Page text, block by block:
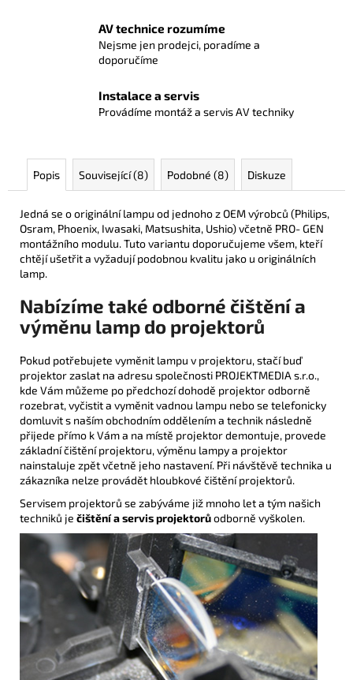
AV technice rozumíme
Nejsme jen prodejci, poradíme a
doporučíme
Instalace a servis
Provádíme montáž a servis AV techniky
Popis Související (8) Podobné (8) Diskuze
Jedná se o originální lampu od jednoho z OEM výrobců (Philips,
Osram, Phoenix, Iwasaki, Matsushita, Ushio) včetně PRO- GEN
montážního modulu. Tuto variantu doporučujeme všem, kteří
chtějí ušetřit a vyžadují podobnou kvalitu jako u originálních
lamp.
Nabízíme také odborné čištění a
výměnu lamp do projektorů
Pokud potřebujete vyměnit lampu v projektoru, stačí buď
projektor zaslat na adresu společnosti PROJEKTMEDIA s.r.o.,
kde Vám můžeme po předchozí dohodě projektor odborně
rozebrat, vyčistit a vyměnit vadnou lampu nebo se telefonicky
domluvit s naším obchodním oddělením a technik následně
přijede přímo k Vám a na místě projektor demontuje, provede
základní čištění projektoru, výměnu lampy a projektor
nainstaluje zpět včetně jeho nastavení. Při návštěvě technika u
zákazníka nelze provádět hloubkové čištění projektorů.
Servisem projektorů se zabýváme již mnoho let a tým našich
techniků je čištění a servis projektorůodborně vyškolen.